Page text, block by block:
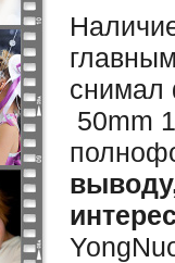
снимал
50mm